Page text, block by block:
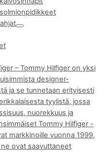
–Tommy Hilfiger on yksi
designer-
ja se tunnetaan erityisesti
tyylistä, jossa
nuorekkuus ja
Tommy Hilfiger -
markkinoille vuonna 1999,
ovat saavuttaneet